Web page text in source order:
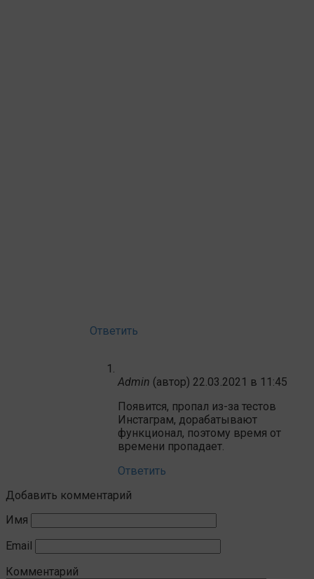
Ответить
Admin (автор) 22.03.2021 в 11:45
Появится, пропал из-за тестов
Инстаграм, дорабатывают
функционал, поэтому время от
времени пропадает.
Ответить
Добавить комментарий
Имя
Email
Комментарий